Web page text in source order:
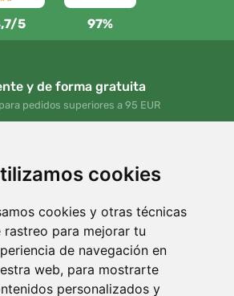
cookies
cookies y otras técnicas
rastreo para mejorar tu
de navegación en
web, para mostrarte
personalizados y
5 97%
y de forma gratuita
pedidos superiores a 95 EUR
gratuitos
o cambiar su pedido en cualquier momento
días
Trees.org
plantamos un árbol. Leer más